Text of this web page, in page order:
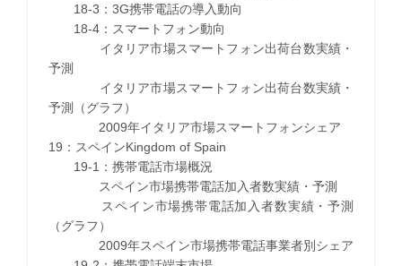
18-3：3G携帯電話の導入動向
18-4：スマートフォン動向
イタリア市場スマートフォン出荷台数実績・
予測
イタリア市場スマートフォン出荷台数実績・
予測（グラフ）
2009年イタリア市場スマートフォンシェア
19：スペインKingdom of Spain
19-1：携帯電話市場概況
スペイン市場携帯電話加入者数実績・予測
スペイン市場携帯電話加入者数実績・予測
（グラフ）
2009年スペイン市場携帯電話事業者別シェア